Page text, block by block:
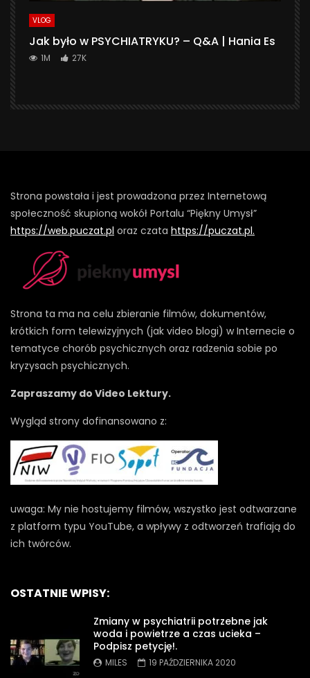
VLOG
Jak było w PSYCHIATRYKU? – Q&A | Hania Es
1M 27K
Strona powstała i jest prowadzona przez Internetową
społeczność skupioną wokół Portalu “Piękny Umysł”
https://web.puczat.pl oraz czata https://puczat.pl.
Strona ta ma na celu zbieranie filmów, dokumentów,
krótkich form telewizyjnych (jak video blogi) w Internecie o
tematyce chorób psychicznych oraz radzenia sobie po
kryzysach psychicznych.
Zapraszamy do Video Lektury.
Wygląd strony dofinansowano z:
uwaga: My nie hostujemy filmów, wszystko jest odtwarzane
z platform typu YouTube, a wpływy z odtworzeń trafiają do
ich twórców.
OSTATNIE WPISY:
Zmiany w psychiatrii potrzebne jak
woda i powietrze a czas ucieka –
Podpisz petycję!.
MILES 19 PAŹDZIERNIKA 2020